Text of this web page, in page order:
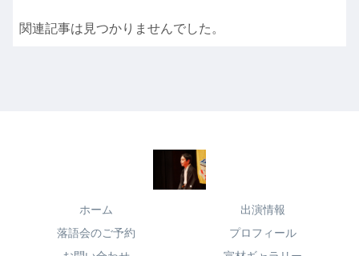
関連記事は見つかりませんでした。
ホーム
出演情報
落語会のご予約
プロフィール